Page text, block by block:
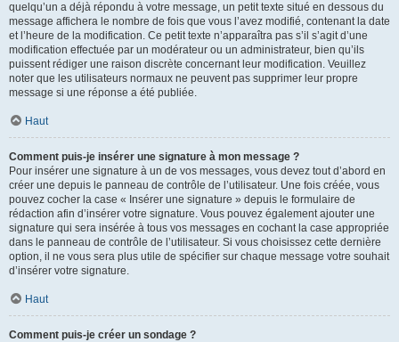
quelqu’un a déjà répondu à votre message, un petit texte situé en dessous du
message affichera le nombre de fois que vous l’avez modifié, contenant la date
et l’heure de la modification. Ce petit texte n’apparaîtra pas s’il s’agit d’une
modification effectuée par un modérateur ou un administrateur, bien qu’ils
puissent rédiger une raison discrète concernant leur modification. Veuillez
noter que les utilisateurs normaux ne peuvent pas supprimer leur propre
message si une réponse a été publiée.
Haut
Comment puis-je insérer une signature à mon message ?
Pour insérer une signature à un de vos messages, vous devez tout d’abord en
créer une depuis le panneau de contrôle de l’utilisateur. Une fois créée, vous
pouvez cocher la case « Insérer une signature » depuis le formulaire de
rédaction afin d’insérer votre signature. Vous pouvez également ajouter une
signature qui sera insérée à tous vos messages en cochant la case appropriée
dans le panneau de contrôle de l’utilisateur. Si vous choisissez cette dernière
option, il ne vous sera plus utile de spécifier sur chaque message votre souhait
d’insérer votre signature.
Haut
Comment puis-je créer un sondage ?